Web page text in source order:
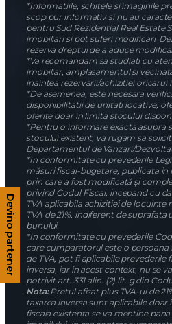
*Informatiile, schitele si imaginile
scop pur informativ si nu au
pentru Sud Rezidential Real Estate
imobiliari si pot suferi modificari.
rezerva dreptul de a aduce
*Va recomandam sa studiati cu
imobiliar, amplasamentul si
inaintea rezervarii/achizitiei oricarui
*De asemenea, este necesara
disponibilitatii de unitati locative,
oferite doar in limita stocului
*Pentru o informare exacta asupra
stocului existent, va rugam sa
Departamentul de Vanzari/
*In conformitate cu prevederile
măsuri fiscal-bugetare, publicata in
prin care a fost modificată și
privind Codul Fiscal, incepand cu
TVA aplicabila achizitiei de locuinte
TVA de 21%, indiferent de suprafața
bunului.
*In conformitate cu prevederile
care cumparatorul este o persoana
de TVA, pot fi aplicabile prevederile
inversa, iar in acest context, nu se
potrivit art. 331 alin. (2) lit. g din
Nota:Pretul afisat plus TVA-ul de
taxarea inversa sunt aplicabile doar
fiscala existenta se va mentine
Devino partener